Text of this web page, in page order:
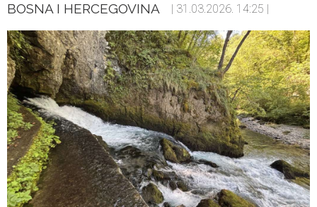
BOSNA I HERCEGOVINA | 31.03.2026. 14:25 |